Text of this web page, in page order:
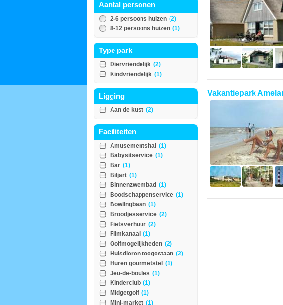
Aantal personen
2-6 persoons huizen (2)
8-12 persoons huizen (1)
Type park
Diervriendelijk (2)
Kindvriendelijk (1)
Ligging
Aan de kust (2)
Faciliteiten
Amusementshal (1)
Babysitservice (1)
Bar (1)
Biljart (1)
Binnenzwembad (1)
Boodschappenservice (1)
Bowlingbaan (1)
Broodjesservice (2)
Fietsverhuur (2)
Filmkanaal (1)
Golfmogelijkheden (2)
Huisdieren toegestaan (2)
Huren gourmetstel (1)
Jeu-de-boules (1)
Kinderclub (1)
Midgetgolf (1)
Mini-market (1)
Vakantiepark